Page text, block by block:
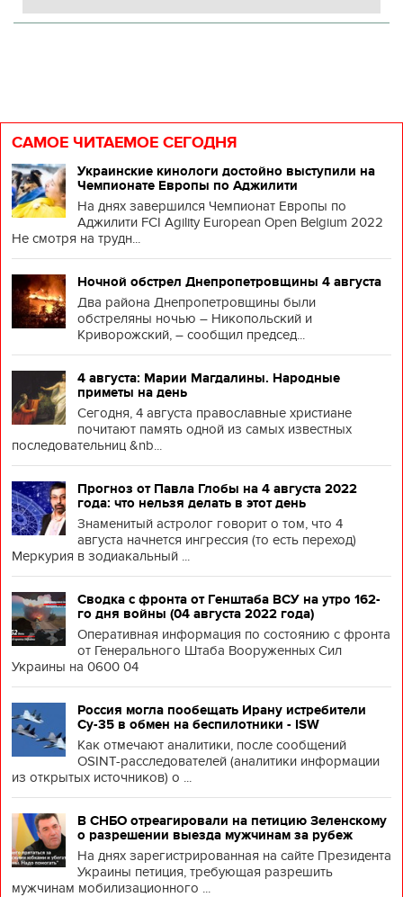
САМОЕ ЧИТАЕМОЕ СЕГОДНЯ
Украинские кинологи достойно выступили на
Чемпионате Европы по Аджилити
На днях завершился Чемпионат Европы по
Аджилити FCI Agility European Open Belgium 2022
Не смотря на трудн...
Ночной обстрел Днепропетровщины 4 августа
Два района Днепропетровщины были
обстреляны ночью – Никопольский и
Криворожский, – сообщил председ...
4 августа: Марии Магдалины. Народные
приметы на день
Сегодня, 4 августа православные христиане
почитают память одной из самых известных
последовательниц &nb...
Прогноз от Павла Глобы на 4 августа 2022
года: что нельзя делать в этот день
Знаменитый астролог говорит о том, что 4
августа начнется ингрессия (то есть переход)
Меркурия в зодиакальный ...
Сводка с фронта от Генштаба ВСУ на утро 162-
го дня войны (04 августа 2022 года)
Оперативная информация по состоянию с фронта
от Генерального Штаба Вооруженных Сил
Украины на 0600 04
Россия могла пообещать Ирану истребители
Су-35 в обмен на беспилотники - ISW
Как отмечают аналитики, после сообщений
OSINT-расследователей (аналитики информации
из открытых источников) о ...
В СНБО отреагировали на петицию Зеленскому
о разрешении выезда мужчинам за рубеж
На днях зарегистрированная на сайте Президента
Украины петиция, требующая разрешить
мужчинам мобилизационного ...